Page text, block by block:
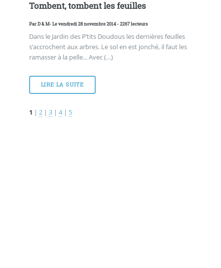
Tombent, tombent les feuilles
ParD & M- Le vendredi 28 novembre 2014 - 2267 lecteurs
Dans le Jardin des P’tits Doudous les dernières feuilles
s’accrochent aux arbres. Le sol en est jonché, il faut les
ramasser à la pelle... Avec (…)
LIRE LA SUITE
1 | 2| 3| 4| 5